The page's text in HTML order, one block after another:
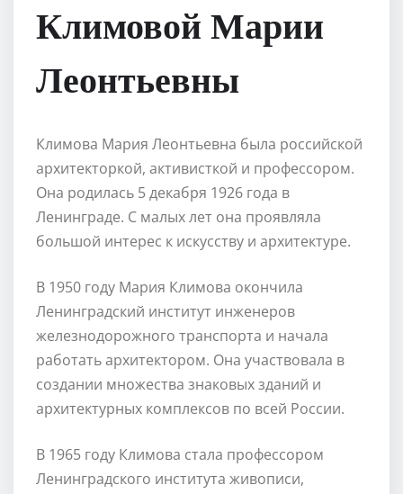
Климовой Марии
Леонтьевны
Климова Мария Леонтьевна была российской
архитекторкой, активисткой и профессором.
Она родилась 5 декабря 1926 года в
Ленинграде. С малых лет она проявляла
большой интерес к искусству и архитектуре.
В 1950 году Мария Климова окончила
Ленинградский институт инженеров
железнодорожного транспорта и начала
работать архитектором. Она участвовала в
создании множества знаковых зданий и
архитектурных комплексов по всей России.
В 1965 году Климова стала профессором
Ленинградского института живописи,